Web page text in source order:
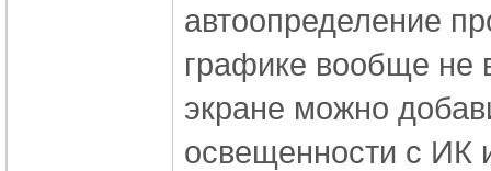
автоопределение
графике вообще не
экране можно
освещенности с ИК